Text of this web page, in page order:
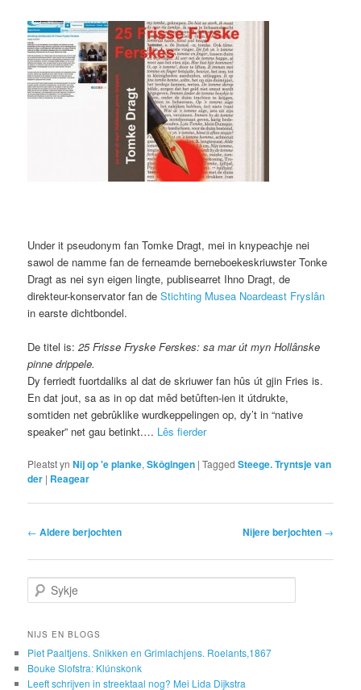
Under it pseudonym fan Tomke Dragt, mei in knypeachje nei
sawol de namme fan de ferneamde berneboekeskriuwster Tonke
Dragt as nei syn eigen lingte, publisearret Ihno Dragt, de
direkteur-konservator fan deStichting Musea Noardeast Fryslân
in earste dichtbondel.
De titel is:25 Frisse Fryske Ferskes: sa mar út myn Hollânske
pinne drippele.
Dy ferriedt fuortdaliks al dat de skriuwer fan hûs út gjin Fries is.
En dat jout, sa as in op dat mêd betûften-ien it útdrukte,
somtiden net gebrûklike wurdkeppelingen op, dy’t in “native
speaker” net gau betinkt.… Lês fierder
Pleatst yn Nij op 'e planke,Skôgingen |Tagged Steege. Tryntsje van
der | Reagear
Post navigation
← Aldere berjochten Nijere berjochten →
Sykje
NIJS EN BLOGS
Piet Paaltjens. Snikken en Grimlachjens. Roelants,1867
Bouke Slofstra: Klúnskonk
Leeft schrijven in streektaal nog? Mei Lida Dijkstra